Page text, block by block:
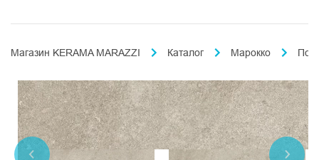
Магазин KERAMA MARAZZI Каталог Марокко